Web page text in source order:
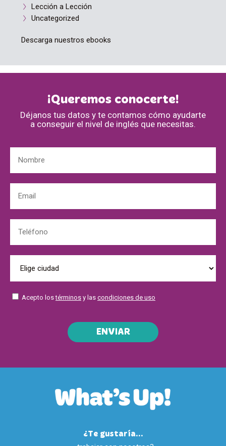
Lección a Lección
Uncategorized
Descarga nuestros ebooks
¡Queremos conocerte!
Déjanos tus datos y te contamos cómo ayudarte
a conseguir el nivel de inglés que necesitas.
Acepto lostérminos y las condiciones de uso
ENVIAR
¿Te gustaría...